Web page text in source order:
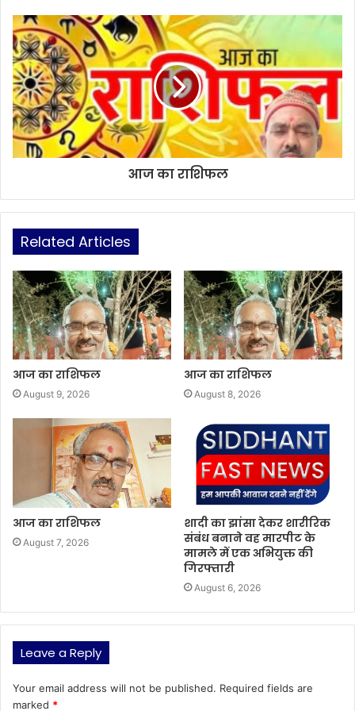
आज का राशिफल
Related Articles
आज का राशिफल
August 9, 2026
आज का राशिफल
August 8, 2026
आज का राशिफल
August 7, 2026
शादी का झांसा देकर शारीरिक
संबंध बनाने वह मारपीट के
मामले में एक अभियुक्त की
गिरफ्तारी
August 6, 2026
Leave a Reply
Your email address will not be published. Required fields are
marked *